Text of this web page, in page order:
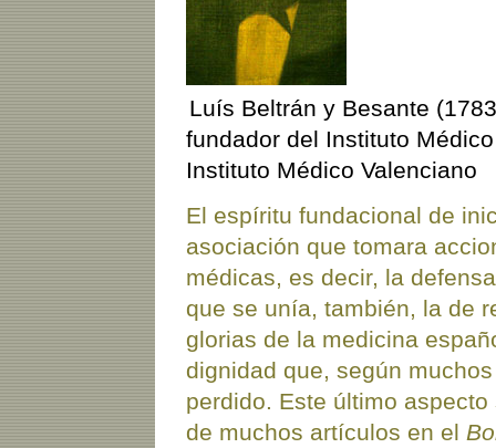
Luís Beltrán y Besante
fundador del Instituto
Instituto Médico Valenciano
El espíritu fundacional de
asociación que tomara
médicas, es decir, la
que se unía, también, la de
glorias de la medicina
dignidad que, según
perdido. Este último
de muchos artículos en el